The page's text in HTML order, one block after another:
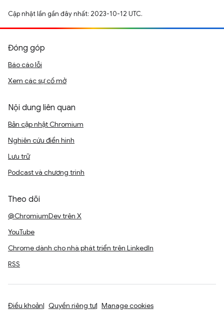
Cập nhật lần gần đây nhất: 2023-10-12 UTC.
Đóng góp
Báo cáo lỗi
Xem các sự cố mở
Nội dung liên quan
Bản cập nhật Chromium
Nghiên cứu điển hình
Lưu trữ
Podcast và chương trình
Theo dõi
@ChromiumDev trên X
YouTube
Chrome dành cho nhà phát triển trên LinkedIn
RSS
Điều khoản Quyền riêng tư Manage cookies